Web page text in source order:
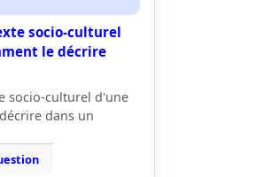
socio-culturel
le décrire
socio-culturel d'une
dans un